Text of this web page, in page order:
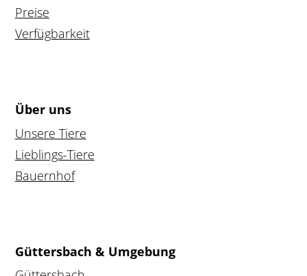
Preise
Verfügbarkeit
Über uns
Unsere Tiere
Lieblings-Tiere
Bauernhof
Güttersbach & Umgebung